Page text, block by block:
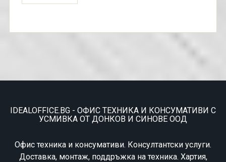
IDEALOFFICE.BG - ОФИС ТЕХНИКА И КОНСУМАТИВИ С
УСМИВКА ОТ ДОНКОВ И СИНОВЕ ООД
Офис техника и консумативи. Консултантски услуги.
Доставка, монтаж, поддръжка на техника. Хартия,